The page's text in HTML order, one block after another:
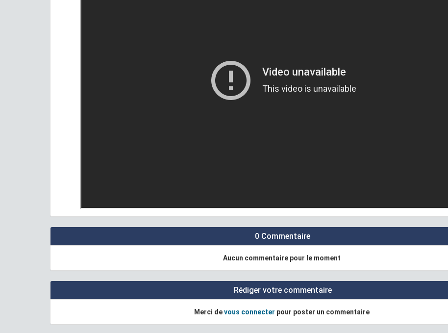
0 Commentaire
Aucun commentaire pour le moment
Rédiger votre commentaire
Merci devous connecter pour poster un commentaire